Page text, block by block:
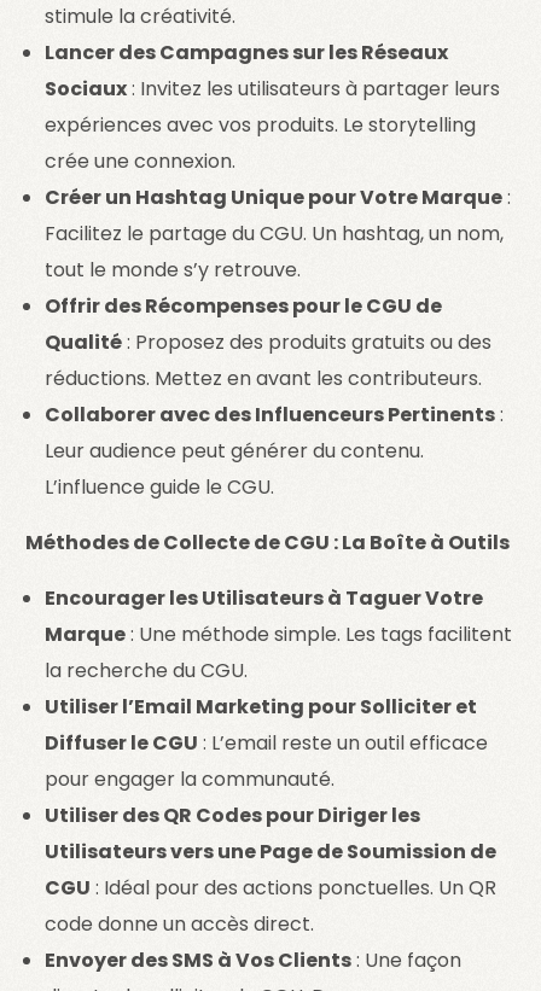
stimule la créativité.
Lancer des Campagnes sur les Réseaux
Sociaux: Invitez les utilisateurs à partager leurs
expériences avec vos produits. Le storytelling
crée une connexion.
Créer un Hashtag Unique pour Votre Marque:
Facilitez le partage du CGU. Un hashtag, un nom,
tout le monde s’y retrouve.
Offrir des Récompenses pour le CGU de
Qualité: Proposez des produits gratuits ou des
réductions. Mettez en avant les contributeurs.
Collaborer avec des Influenceurs Pertinents:
Leur audience peut générer du contenu.
L’influence guide le CGU.
Méthodes de Collecte de CGU : La Boîte à Outils
Encourager les Utilisateurs à Taguer Votre
Marque: Une méthode simple. Les tags facilitent
la recherche du CGU.
Utiliser l’Email Marketing pour Solliciter et
Diffuser le CGU : L’email reste un outil efficace
pour engager la communauté.
Utiliser des QR Codes pour Diriger les
Utilisateurs vers une Page de Soumission de
CGU : Idéal pour des actions ponctuelles. Un QR
code donne un accès direct.
Envoyer des SMS à Vos Clients: Une façon